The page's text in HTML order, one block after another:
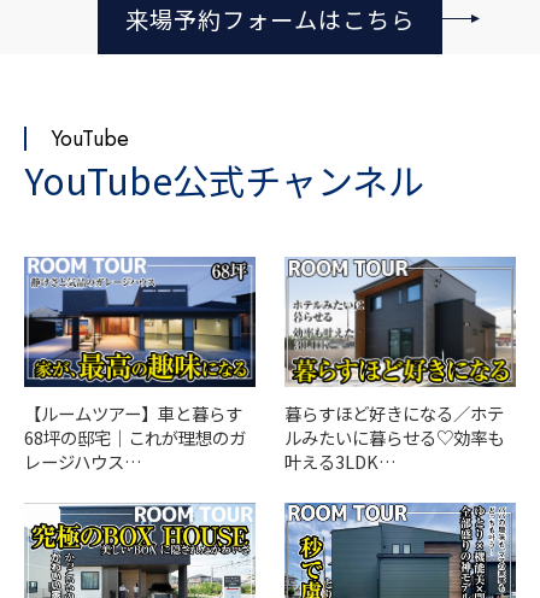
来場予約フォームはこちら
YouTube
YouTube公式チャンネル
【ルームツアー】車と暮らす
68坪の邸宅｜これが理想のガ
レージハウス…
暮らすほど好きになる／ホテ
ルみたいに暮らせる♡効率も
叶える3LDK…